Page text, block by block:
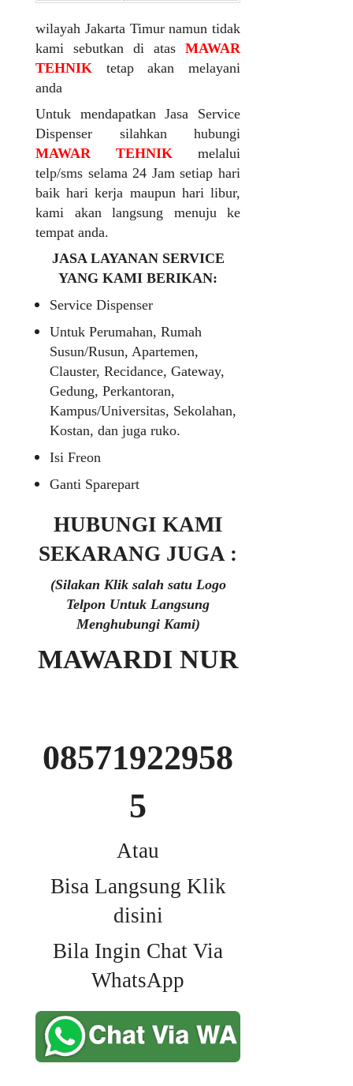
wilayah Jakarta Timur namun tidak
kami sebutkan di atas MAWAR
TEHNIK tetap akan melayani
anda
Untuk mendapatkan Jasa Service
Dispenser silahkan hubungi
MAWAR TEHNIK melalui
telp/sms selama 24 Jam setiap hari
baik hari kerja maupun hari libur,
kami akan langsung menuju ke
tempat anda.
JASA LAYANAN SERVICE
YANG KAMI BERIKAN:
Service Dispenser
Untuk Perumahan, Rumah
Susun/Rusun, Apartemen,
Clauster, Recidance, Gateway,
Gedung, Perkantoran,
Kampus/Universitas, Sekolahan,
Kostan, dan juga ruko.
Isi Freon
Ganti Sparepart
HUBUNGI KAMI
SEKARANG JUGA :
(Silakan Klik salah satu Logo
Telpon Untuk Langsung
Menghubungi Kami)
MAWARDI NUR
08571922958
5
Atau
Bisa Langsung Klik
disini
Bila Ingin Chat Via
WhatsApp